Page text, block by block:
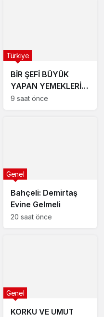
BİR ŞEFİ BÜYÜK
YAPAN YEMEKLERİ
DEĞİL, ARDINDA
Türkiye
9 saat önce
Bahçeli: Demirtaş
Evine Gelmeli
Genel
20 saat önce
KORKU VE UMUT
Genel